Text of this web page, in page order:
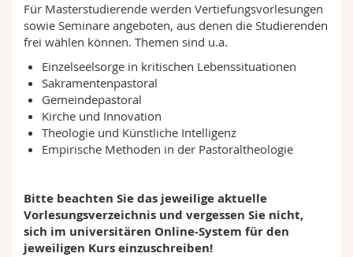
Für Masterstudierende werden Vertiefungsvorlesungen
sowie Seminare angeboten, aus denen die Studierenden
frei wählen können. Themen sind u.a.
Einzelseelsorge in kritischen Lebenssituationen
Sakramentenpastoral
Gemeindepastoral
Kirche und Innovation
Theologie und Künstliche Intelligenz
Empirische Methoden in der Pastoraltheologie
Bitte beachten Sie das jeweilige aktuelle
Vorlesungsverzeichnis und vergessen Sie nicht,
sich im universitären Online-System für den
jeweiligen Kurs einzuschreiben!